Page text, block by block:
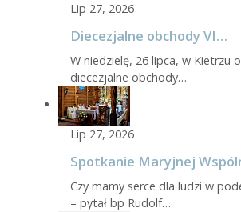
Lip 27, 2026
Diecezjalne obchody VI…
W niedzielę, 26 lipca, w Kietrzu
diecezjalne obchody…
Lip 27, 2026
Spotkanie Maryjnej
Czy mamy serce dla ludzi w
– pytał bp Rudolf…